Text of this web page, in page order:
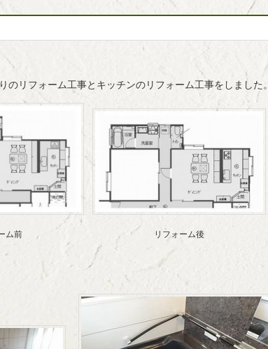
のリフォーム工事とキッチンのリフォーム工事をしました。
ム前 リフォーム後